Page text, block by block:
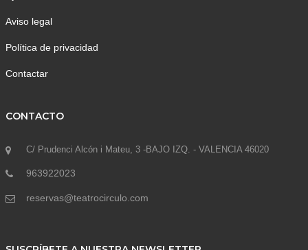
Aviso legal
Política de privacidad
Contactar
CONTACTO
C/ Prudenci Alcón i Mateu, 3 -BAJO IZQ. - VALENCIA 46020
963922023
reservas@teatrocirculo.com